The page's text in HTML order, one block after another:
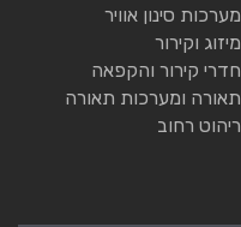
מערכות סינון אוויר
מיזוג וקירור
חדרי קירור והקפאה
תאורה ומערכות תאורה
ריהוט רחוב